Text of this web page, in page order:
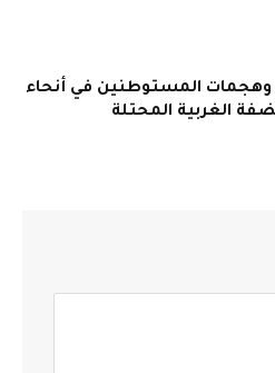
وهجمات المستوطنين في أنحاء
الغربية المحتلة